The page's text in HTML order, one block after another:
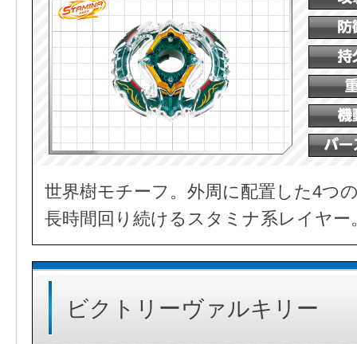
世界樹モチーフ。外周に配置した4つ
長時間回り続けるスタミナ系レイヤー
ビクトリーヴァルキリー